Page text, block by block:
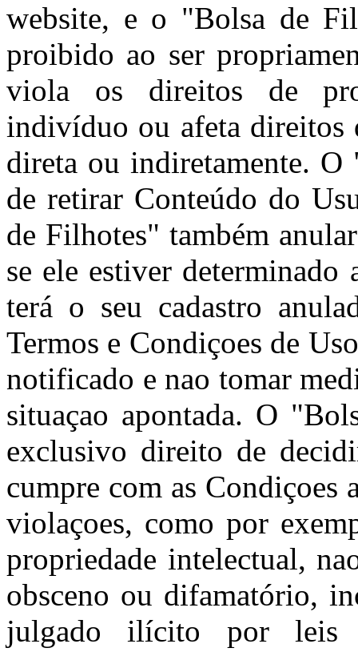
website, e o "Bolsa de
proibido ao ser
viola os direitos de
indivíduo ou afeta direitos
direta ou indiretamente.
de retirar Conteúdo do
de Filhotes" também
se ele estiver
terá o seu cadastro
Termos e Condiçoes de
notificado e nao tomar
situaçao apontada. O
exclusivo direito de
cumpre com as Condiçoes
violaçoes, como por
propriedade intelectual,
obsceno ou difamatório,
julgado ilícito por leis